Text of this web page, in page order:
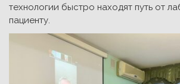
технологии быстро находят путь от
пациенту.